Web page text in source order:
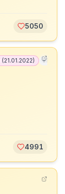
5050
(21.01.2022) +11
4991